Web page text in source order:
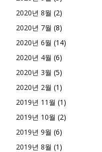
2020년 8월 (2)
2020년 7월 (8)
2020년 6월 (14)
2020년 4월 (6)
2020년 3월 (5)
2020년 2월 (1)
2019년 11월 (1)
2019년 10월 (2)
2019년 9월 (6)
2019년 8월 (1)